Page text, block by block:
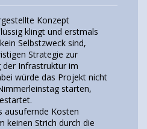
Konzept
klingt und erstmals
Selbstzweck sind,
Strategie zur
Infrastruktur im
würde das Projekt nicht
starten,
ausufernde Kosten
keinen Strich durch die